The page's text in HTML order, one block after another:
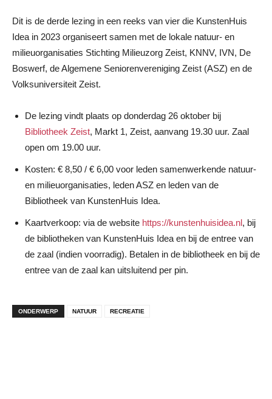
Dit is de derde lezing in een reeks van vier die KunstenHuis
Idea in 2023 organiseert samen met de lokale natuur- en
milieuorganisaties Stichting Milieuzorg Zeist, KNNV, IVN, De
Boswerf, de Algemene Seniorenvereniging Zeist (ASZ) en de
Volksuniversiteit Zeist.
De lezing vindt plaats op donderdag 26 oktober bij
Bibliotheek Zeist, Markt 1, Zeist, aanvang 19.30 uur. Zaal
open om 19.00 uur.
Kosten: € 8,50 / € 6,00 voor leden samenwerkende natuur-
en milieuorganisaties, leden ASZ en leden van de
Bibliotheek van KunstenHuis Idea.
Kaartverkoop: via de website https://kunstenhuisidea.nl, bij
de bibliotheken van KunstenHuis Idea en bij de entree van
de zaal (indien voorradig). Betalen in de bibliotheek en bij de
entree van de zaal kan uitsluitend per pin.
ONDERWERP NATUUR RECREATIE